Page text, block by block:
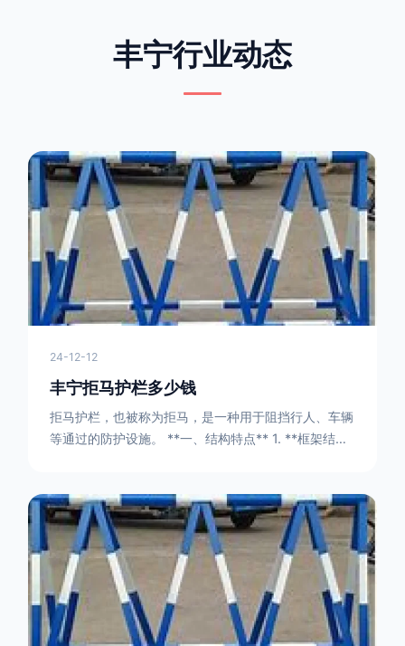
丰宁行业动态
24-12-12
丰宁拒马护栏多少钱
拒马护栏，也被称为拒马，是一种用于阻挡行人、车辆
等通过的防护设施。 **一、结构特点** 1. **框架结构
方形的框架组合。这些框架相互连接，形成一个稳定的
结构，能够承受一定的冲击力。例如，在一些临时交通
管制的现场，三角形框架的拒马护栏可以很方便地拼接
在一起，像一个个小的三角锥形状的结构单